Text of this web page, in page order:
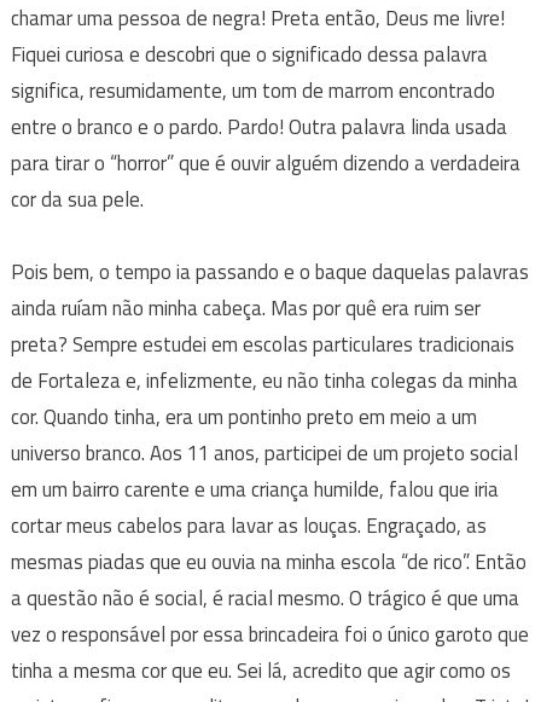
chamar uma pessoa de negra! Preta então, Deus me livre!
Fiquei curiosa e descobri que o significado dessa palavra
significa, resumidamente, um tom de marrom encontrado
entre o branco e o pardo. Pardo! Outra palavra linda usada
para tirar o “horror” que é ouvir alguém dizendo a verdadeira
cor da sua pele.
Pois bem, o tempo ia passando e o baque daquelas palavras
ainda ruíam não minha cabeça. Mas por quê era ruim ser
preta? Sempre estudei em escolas particulares tradicionais
de Fortaleza e, infelizmente, eu não tinha colegas da minha
cor. Quando tinha, era um pontinho preto em meio a um
universo branco. Aos 11 anos, participei de um projeto social
em um bairro carente e uma criança humilde, falou que iria
cortar meus cabelos para lavar as louças. Engraçado, as
mesmas piadas que eu ouvia na minha escola “de rico”. Então
a questão não é social, é racial mesmo. O trágico é que uma
vez o responsável por essa brincadeira foi o único garoto que
tinha a mesma cor que eu. Sei lá, acredito que agir como os